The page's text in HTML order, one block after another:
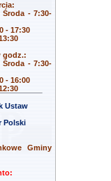
Środa - 7:30-
- 17:30
godz.:
Środa - 7:30-
- 16:00
Ustaw
Polski
Gminy